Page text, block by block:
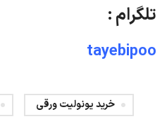
تلگرام :
tayebipoo
خرید یونولیت ورقی